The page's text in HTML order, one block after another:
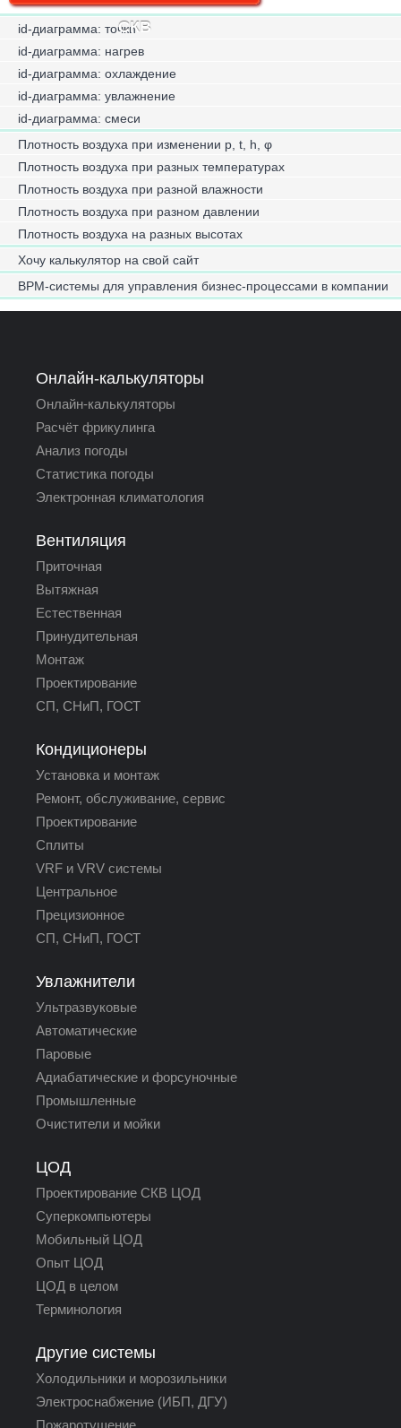
СКВ
id-диаграмма: точки
id-диаграмма: нагрев
id-диаграмма: охлаждение
id-диаграмма: увлажнение
id-диаграмма: смеси
Плотность воздуха при изменении p, t, h, φ
Плотность воздуха при разных температурах
Плотность воздуха при разной влажности
Плотность воздуха при разном давлении
Плотность воздуха на разных высотах
Хочу калькулятор на свой сайт
BPM-системы для управления бизнес-процессами в компании
Онлайн-калькуляторы
Онлайн-калькуляторы
Расчёт фрикулинга
Анализ погоды
Статистика погоды
Электронная климатология
Вентиляция
Приточная
Вытяжная
Естественная
Принудительная
Монтаж
Проектирование
СП, СНиП, ГОСТ
Кондиционеры
Установка и монтаж
Ремонт, обслуживание, сервис
Проектирование
Сплиты
VRF и VRV системы
Центральное
Прецизионное
СП, СНиП, ГОСТ
Увлажнители
Ультразвуковые
Автоматические
Паровые
Адиабатические и форсуночные
Промышленные
Очистители и мойки
ЦОД
Проектирование СКВ ЦОД
Суперкомпьютеры
Мобильный ЦОД
Опыт ЦОД
ЦОД в целом
Терминология
Другие системы
Холодильники и морозильники
Электроснабжение (ИБП, ДГУ)
Пожаротушение